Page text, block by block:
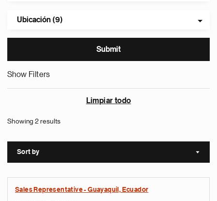
Ubicación (9)
Show Filters
Limpiar todo
Showing 2 results
Sort by Sort
Sales Representative - Guayaquil, Ecuador